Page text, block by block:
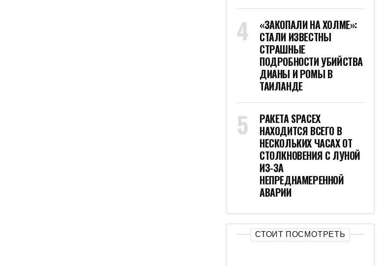
«ЗАКОПАЛИ НА ХОЛМЕ»:
СТАЛИ ИЗВЕСТНЫ
СТРАШНЫЕ
ПОДРОБНОСТИ УБИЙСТВА
ДИАНЫ И РОМЫ В
ТАИЛАНДЕ
РАКЕТА SPACEX
НАХОДИТСЯ ВСЕГО В
НЕСКОЛЬКИХ ЧАСАХ ОТ
СТОЛКНОВЕНИЯ С ЛУНОЙ
ИЗ-ЗА
НЕПРЕДНАМЕРЕННОЙ
АВАРИИ
СТОИТ ПОСМОТРЕТЬ